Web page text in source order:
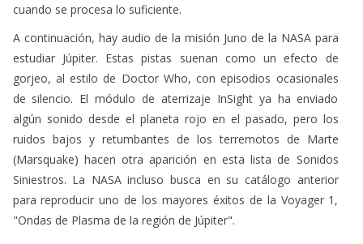
cuando se procesa lo suficiente.
A continuación, hay audio de la misión Juno de la NASA para
estudiar Júpiter. Estas pistas suenan como un efecto de
gorjeo, al estilo de Doctor Who, con episodios ocasionales
de silencio. El módulo de aterrizaje InSight ya ha enviado
algún sonido desde el planeta rojo en el pasado, pero los
ruidos bajos y retumbantes de los terremotos de Marte
(Marsquake) hacen otra aparición en esta lista de Sonidos
Siniestros. La NASA incluso busca en su catálogo anterior
para reproducir uno de los mayores éxitos de la Voyager 1,
"Ondas de Plasma de la región de Júpiter".